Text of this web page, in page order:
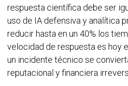
respuesta científica debe ser
uso de IA defensiva y analítica
reducir hasta en un 40% los
velocidad de respuesta es hoy
un incidente técnico se
reputacional y financiera